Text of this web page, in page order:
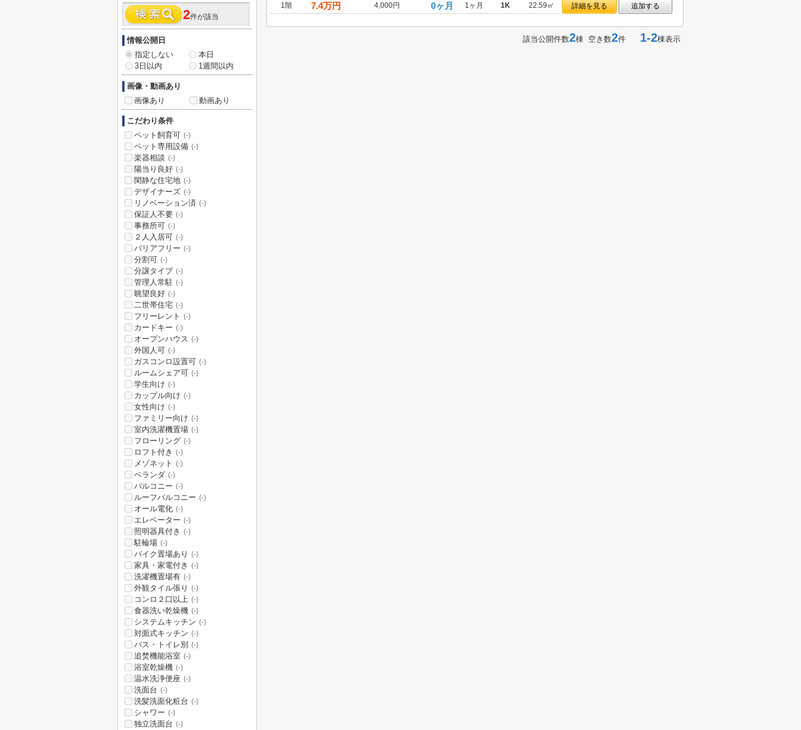
1階
7.4万円 4,000円 0ヶ月 1ヶ月 1K 22.59㎡ 詳細を見る 追加する
該当公開件数2棟 空き数2件 1-2棟表示
2件が該当
情報公開日
指定しない
本日
3日以内
1週間以内
画像・動画あり
画像あり
動画あり
こだわり条件
ペット飼育可 (-)
ペット専用設備 (-)
楽器相談 (-)
陽当り良好 (-)
閑静な住宅地 (-)
デザイナーズ (-)
リノベーション済 (-)
保証人不要 (-)
事務所可 (-)
２人入居可 (-)
バリアフリー (-)
分割可 (-)
分譲タイプ (-)
管理人常駐 (-)
眺望良好 (-)
二世帯住宅 (-)
フリーレント (-)
カードキー (-)
オープンハウス (-)
外国人可 (-)
ガスコンロ設置可 (-)
ルームシェア可 (-)
学生向け (-)
カップル向け (-)
女性向け (-)
ファミリー向け (-)
室内洗濯機置場 (-)
フローリング (-)
ロフト付き (-)
メゾネット (-)
ベランダ (-)
バルコニー (-)
ルーフバルコニー (-)
オール電化 (-)
エレベーター (-)
照明器具付き (-)
駐輪場 (-)
バイク置場あり (-)
家具・家電付き (-)
洗濯機置場有 (-)
外観タイル張り (-)
コンロ２口以上 (-)
食器洗い乾燥機 (-)
システムキッチン (-)
対面式キッチン (-)
バス・トイレ別 (-)
追焚機能浴室 (-)
浴室乾燥機 (-)
温水洗浄便座 (-)
洗面台 (-)
洗髪洗面化粧台 (-)
シャワー (-)
独立洗面台 (-)